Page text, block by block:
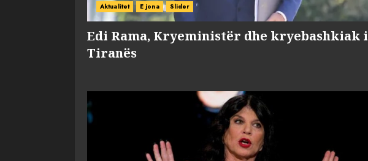
Aktualitet E jona Slider
Edi Rama, Kryeministër dhe kryebashkiak i
Tiranës